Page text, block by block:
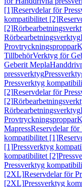
[1]Reservdelar för
kompatibilitet [2]
[2]
Rörbearbetningsverktyg
Provtryckningsproppar
TillbehörVerktyg för
Geberit Mepla
pressverktyg
Pressverktyg
[2]Reservdelar för
[2]
Rörbearbetningsverktyg
Provtryckningsproppar
MapressReservdelar
kompatibilitet [1]
[1]Pressverktyg
kompatibilitet [2]
Pressverktyg
[2XL]Reservdelar för
[2XL]Pressverktyg